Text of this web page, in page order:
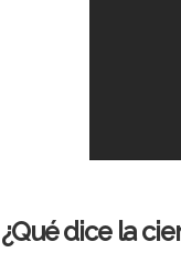
¿Qué dice la